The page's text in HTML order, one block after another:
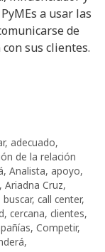
a usar las
de
sus clientes.
, adecuado,
de la relación
, Analista, apoyo,
, Ariadna Cruz,
buscar, call center,
, cercana, clientes,
, Competir,
,